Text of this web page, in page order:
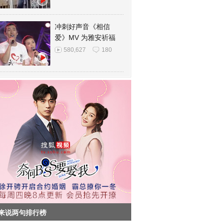
冲刺好声音《相信
爱》MV 为雅安祈福
580,627 180
说两句排行榜